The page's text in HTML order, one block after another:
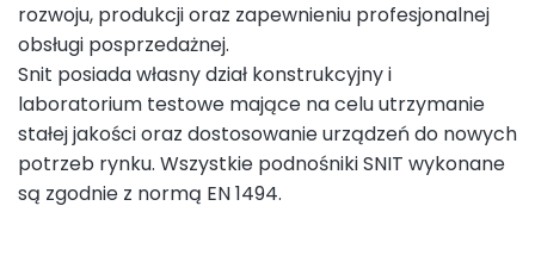
rozwoju, produkcji oraz zapewnieniu profesjonalnej
obsługi posprzedażnej.
Snit posiada własny dział konstrukcyjny i
laboratorium testowe mające na celu utrzymanie
stałej jakości oraz dostosowanie urządzeń do nowych
potrzeb rynku. Wszystkie podnośniki SNIT wykonane
są zgodnie z normą EN 1494.